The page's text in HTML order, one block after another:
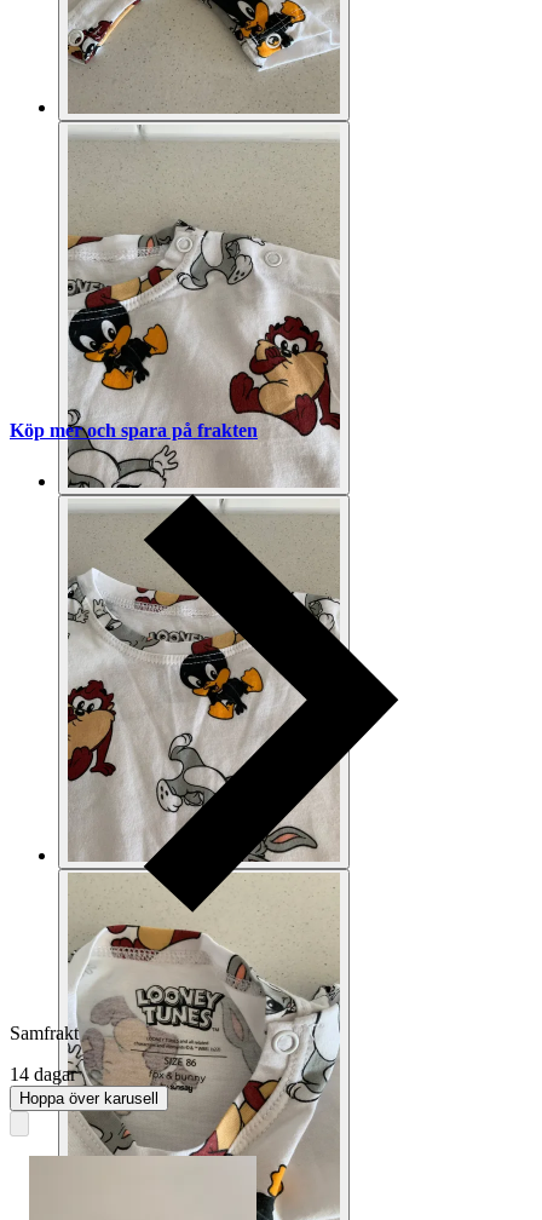
Köp mer och spara på frakten
Samfrakt
14 dagar
Hoppa över karusell